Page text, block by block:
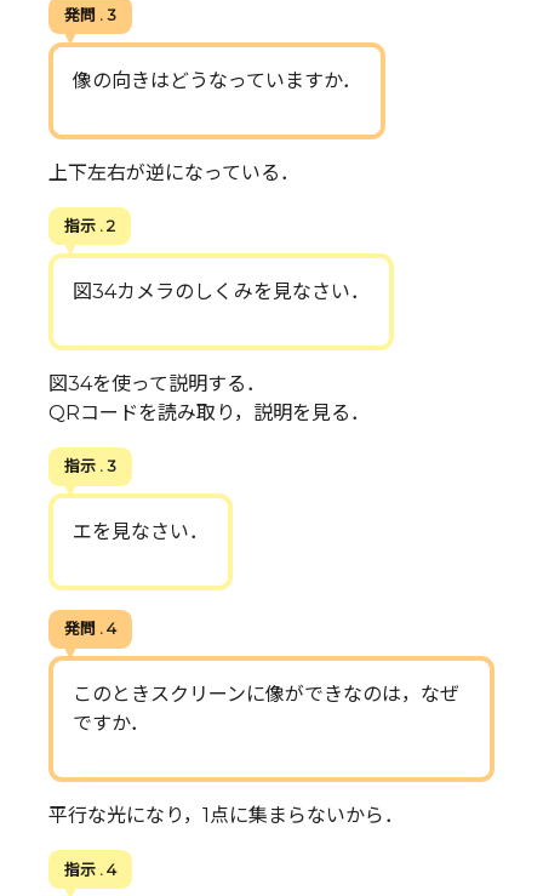
発問 . 3
像の向きはどうなっていますか．
上下左右が逆になっている．
指示 . 2
図34カメラのしくみを見なさい．
図34を使って説明する．
QRコードを読み取り，説明を見る．
指示 . 3
エを見なさい．
発問 . 4
このときスクリーンに像ができなのは，なぜ
ですか．
平行な光になり，1点に集まらないから．
指示 . 4